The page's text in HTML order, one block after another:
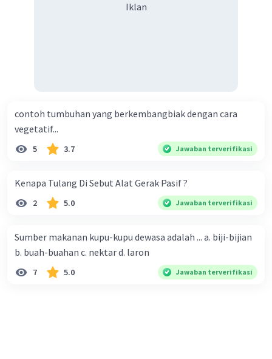
Iklan
contoh tumbuhan yang berkembangbiak dengan cara
vegetatif...
5 3.7 Jawaban terverifikasi
Kenapa Tulang Di Sebut Alat Gerak Pasif ?
2 5.0 Jawaban terverifikasi
Sumber makanan kupu-kupu dewasa adalah ... a. biji-bijian
b. buah-buahan c. nektar d. laron
7 5.0 Jawaban terverifikasi